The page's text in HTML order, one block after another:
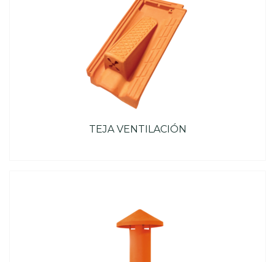
TEJA VENTILACIÓN